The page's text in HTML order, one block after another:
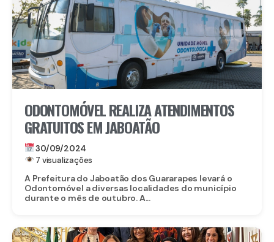
ODONTOMÓVEL REALIZA ATENDIMENTOS
GRATUITOS EM JABOATÃO
30/09/2024
7 visualizações
A Prefeitura do Jaboatão dos Guararapes levará o
Odontomóvel a diversas localidades do município
durante o mês de outubro. A...